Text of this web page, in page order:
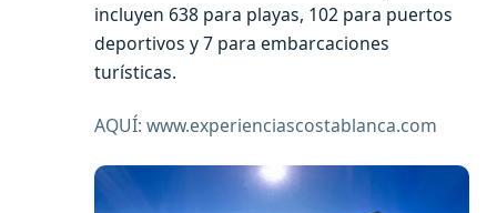
incluyen 638 para playas, 102 para puertos
deportivos y 7 para embarcaciones
turísticas​.
AQUÍ: www.experienciascostablanca.com